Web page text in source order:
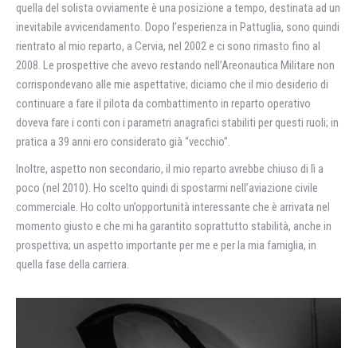
quella del solista ovviamente è una posizione a tempo, destinata ad un
inevitabile avvicendamento. Dopo l’esperienza in Pattuglia, sono quindi
rientrato al mio reparto, a Cervia, nel 2002 e ci sono rimasto fino al
2008. Le prospettive che avevo restando nell’Areonautica Militare non
corrispondevano alle mie aspettative; diciamo che il mio desiderio di
continuare a fare il pilota da combattimento in reparto operativo
doveva fare i conti con i parametri anagrafici stabiliti per questi ruoli; in
pratica a 39 anni ero considerato già “vecchio”.
Inoltre, aspetto non secondario, il mio reparto avrebbe chiuso di lì a
poco (nel 2010). Ho scelto quindi di spostarmi nell’aviazione civile
commerciale. Ho colto un’opportunità interessante che è arrivata nel
momento giusto e che mi ha garantito soprattutto stabilità, anche in
prospettiva; un aspetto importante per me e per la mia famiglia, in
quella fase della carriera.